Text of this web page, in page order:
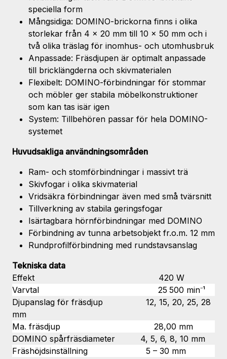
speciella form
Mångsidiga: DOMINO-brickorna finns i olika
storlekar från 4 x 20 mm till 10 x 50 mm och i
två olika träslag för inomhus- och utomhusbruk
Anpassade: Fräsdjupen är optimalt anpassade
till bricklängderna och skivmaterialen
Flexibelt: DOMINO-förbindningar för stommar
och möbler ger stabila möbelkonstruktioner
som kan tas isär igen
System: Tillbehören passar för hela DOMINO-
systemet
Huvudsakliga användningsområden
Ram- och stomförbindningar i massivt trä
Skivfogar i olika skivmaterial
Vridsäkra förbindningar även med små tvärsnitt
Tillverkning av stabila geringsfogar
Isärtagbara hörnförbindningar med DOMINO
Förbindning av tunna arbetsobjekt fr.o.m. 12 mm
Rundprofilförbindning med rundstavsanslag
Tekniska data
Effekt 420 W
Varvtal 25 500 min⁻¹
Djupanslag för fräsdjup 12, 15, 20, 25, 28
mm
Ma. fräsdjup 28,00 mm
DOMINO spårfräsdiameter 4, 5, 6, 8, 10 mm
Fräshöjdsinställning 5 – 30 mm